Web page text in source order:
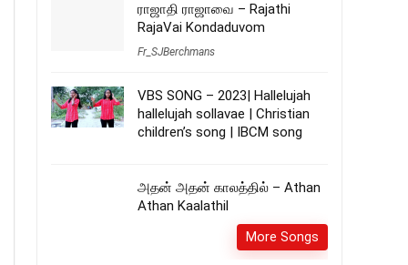
ராஜாதி ராஜாவை – Rajathi
RajaVai Kondaduvom
Fr_SJBerchmans
VBS SONG – 2023| Hallelujah
hallelujah sollavae | Christian
children’s song | IBCM song
அதன் அதன் காலத்தில் – Athan
Athan Kaalathil
More Songs